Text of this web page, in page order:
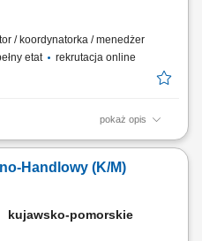
/ koordynatorka / menedżer
etat rekrutacja online
pokaż opis
Opis stanowiska pracy /
zespołu. Koordynowanie pracy
utrzymania obiektu
Handlowy (K/M)
kujawsko-pomorskie